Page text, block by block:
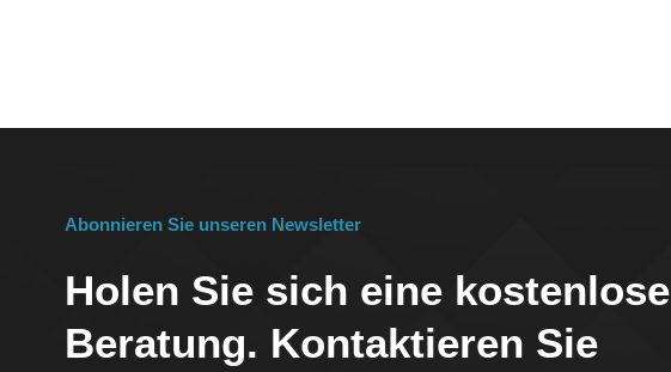
Abonnieren Sie unseren Newsletter
Holen Sie sich eine kostenlose
Beratung. Kontaktieren Sie